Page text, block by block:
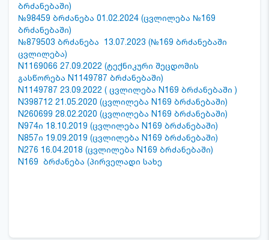
ბრძანებაში)
№98459 ბრძანება 01.02.2024 (ცვლილება №169
ბრძანებაში)
№879503 ბრძანება 13.07.2023 (№169 ბრძანებაში
ცვლილება)
N1169066 27.09.2022 (ტექნიკური შეცდომის
გასწორება N1149787 ბრძანებაში)
N1149787 23.09.2022 ( ცვლილება N169 ბრძანებაში )
N398712 21.05.2020 (ცვლილება N169 ბრძანებაში)
N260699 28.02.2020 (ცვლილება N169 ბრძანებაში)
N974ი 18.10.2019 (ცვლილება N169 ბრძანებაში)
N857ი 19.09.2019 (ცვლილება N169 ბრძანებაში)
N276 16.04.2018 (ცვლილება N169 ბრძანებაში)
N169 ბრძანება (პირველადი სახე